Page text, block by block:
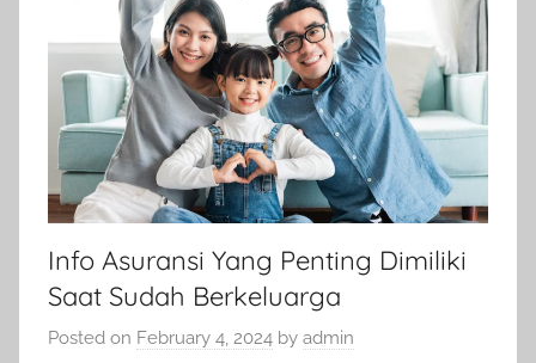
Info Asuransi Yang Penting Dimiliki
Saat Sudah Berkeluarga
Posted on February 4, 2024 by admin